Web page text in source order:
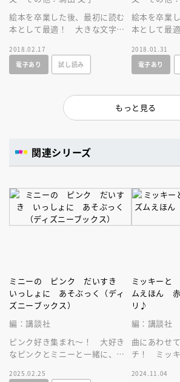
絵本を卒業した後、最初に読む
本として最適！ 大きな文字で
です。
2018.02.17
電子あり
試し読み
絵本を卒業
本として最
です。
2018.01.31
電子あり
もっと見る
関連シリーズ
ミニーの ピンク だいすき
いっしょに あそぶっく（ディ
ズニーブックス）
編：講談社
ピンク好き集まれ～！ 大好き
なピンクとミニーと一緒に、い
ブック！ おでかけに最適なミ
2025.02.25
ミッキー
ムえほん
リ♪
編：講談社
曲にあわせ
チ！ ミッ
を刺激する
2024.11.04